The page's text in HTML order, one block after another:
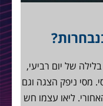
של יום רביעי,
משער של מסי. מסי ניפק הצגה וגם
ליאו עצמו חש